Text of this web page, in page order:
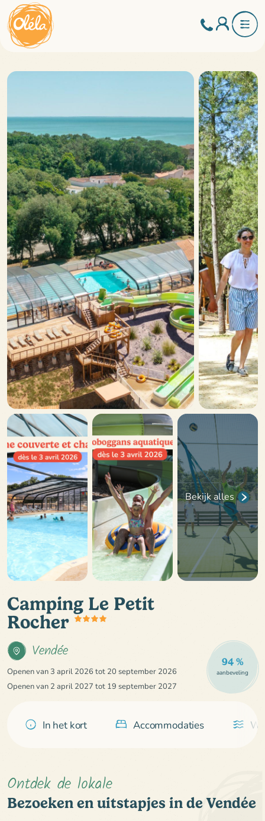
Bekijk alles
Camping Le Petit
Rocher
Vendée
Openen van 3 april 2026 tot 20 september 2026
Openen van 2 april 2027 tot 19 september 2027
94 %
aanbeveling
In het kort Accommodaties
Ontdek de lokale
Bezoeken en uitstapjes in de Vendée